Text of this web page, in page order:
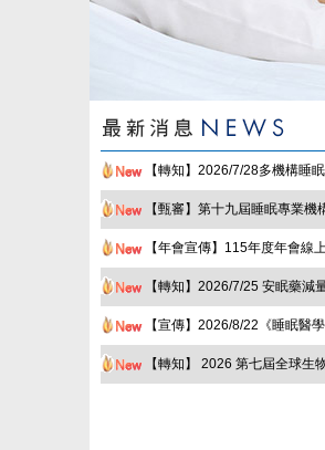
【轉知】2026/7/28多機構睡
【甄審】第十九屆睡眠專業機
【年會宣傳】115年度年會線
【轉知】2026/7/25 安眠藥減
【宣傳】2026/8/22《睡眠醫
【轉知】 2026 第七屆全球生